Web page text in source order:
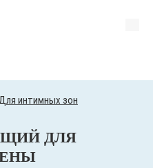
интимных зон
ДЛЯ